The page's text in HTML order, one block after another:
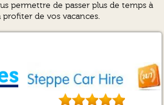
permettre de passer plus de temps à
de vos vacances.